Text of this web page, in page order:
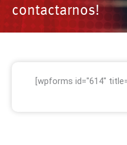
contactarnos!
[wpforms id="614"